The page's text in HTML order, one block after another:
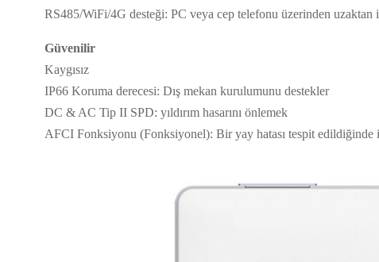
RS485/WiFi/4G desteği: PC veya cep telefonu üzerinden uzaktan
Güvenilir
Kaygısız
IP66 Koruma derecesi: Dış mekan kurulumunu destekler
DC & AC Tip II SPD: yıldırım hasarını önlemek
AFCI Fonksiyonu (Fonksiyonel): Bir yay hatası tespit edildiğinde